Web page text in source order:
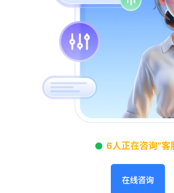
6人正在咨询“客
在线咨询